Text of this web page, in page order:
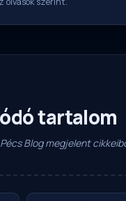
tartalom
Blog megjelent